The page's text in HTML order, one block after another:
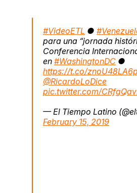
#VideoETL ●
para una “jornada
Conferencia
en #WashingtonDC ●
https://t.co/znoU48LA6p
@RicardoLoDice
pic.twitter.com/
— El Tiempo Latino
February 15, 2019